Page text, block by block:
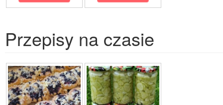
Przepisy na czasie